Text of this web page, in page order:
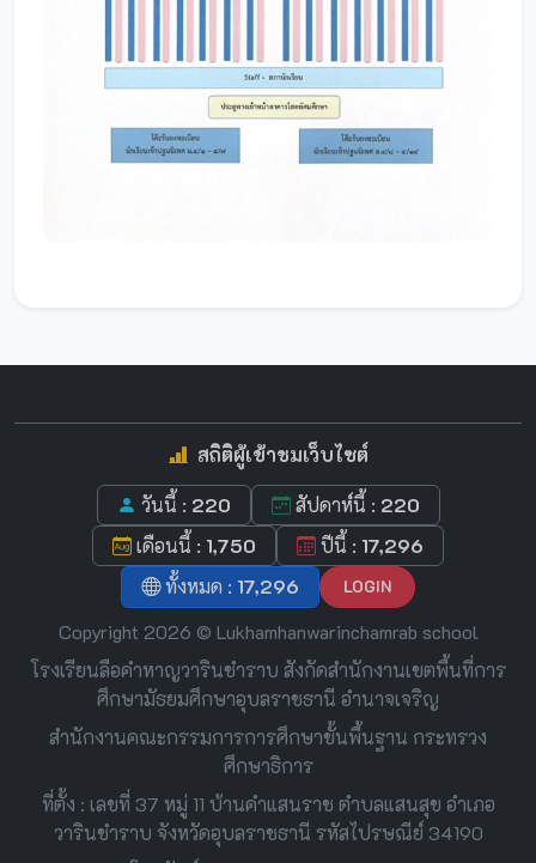
สถิติผู้เข้าชมเว็บไซต์
วันนี้ : 220 สัปดาห์นี้ : 220
เดือนนี้ : 1,750 ปีนี้ : 17,296
ทั้งหมด : 17,296 LOGIN
Copyright 2026 © Lukhamhanwarinchamrab school
โรงเรียนลือคำหาญวารินชำราบ สังกัดสำนักงานเขตพื้นที่การ
ศึกษามัธยมศึกษาอุบลราชธานี อำนาจเจริญ
สำนักงานคณะกรรมการการศึกษาขั้นพื้นฐาน กระทรวง
ศึกษาธิการ
ที่ตั้ง : เลขที่ 37 หมู่ 11 บ้านคำแสนราช ตำบลแสนสุข อำเภอ
วารินชำราบ จังหวัดอุบลราชธานี รหัสไปรษณีย์ 34190